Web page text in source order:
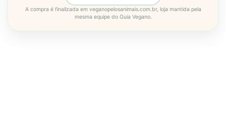
A compra é finalizada em veganopelosanimais.com.br, loja mantida pela
mesma equipe do Guia Vegano.